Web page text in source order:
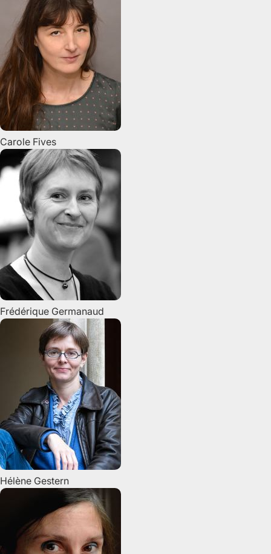
Carole Fives
Frédérique Germanaud
Hélène Gestern